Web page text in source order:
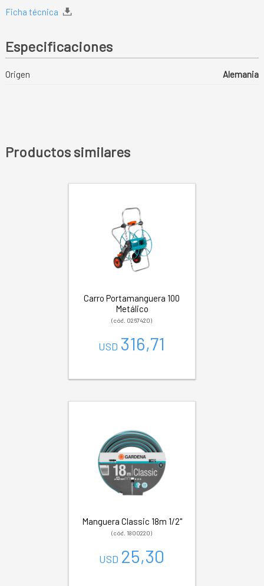
Ficha técnica
Especificaciones
Origen Alemania
Productos similares
Carro Portamanguera 100
Metálico
(cód. 0267420)
USD 316,71
Manguera Classic 18m 1/2"
(cód. 1800220)
USD 25,30